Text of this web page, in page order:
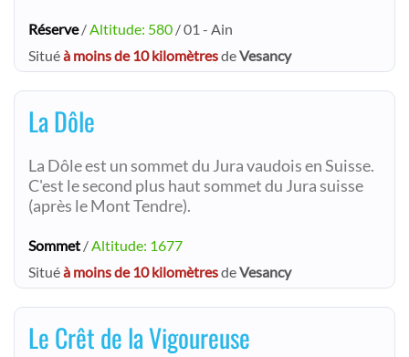
Réserve/Altitude: 580 / 01 - Ain
Situéà moins de 10 kilomètresdeVesancy
La Dôle
La Dôle est un sommet du Jura vaudois en Suisse.
C'est le second plus haut sommet du Jura suisse
(après le Mont Tendre).
Sommet /Altitude: 1677
Situéà moins de 10 kilomètresdeVesancy
Le Crêt de la Vigoureuse